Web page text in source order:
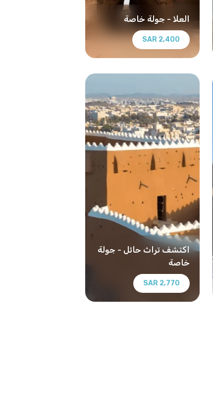
العلا - جولة خاصة
2,400 SAR
اكتشف تراث حائل - جولة
خاصة
2,770 SAR